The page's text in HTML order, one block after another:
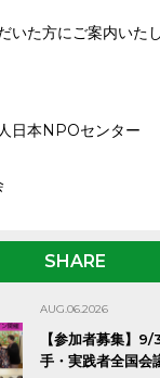
た方にご案内いたし
日本NPOセンター
SHARE
AUG.06.2026
【参加者募集】
手・実践者全国